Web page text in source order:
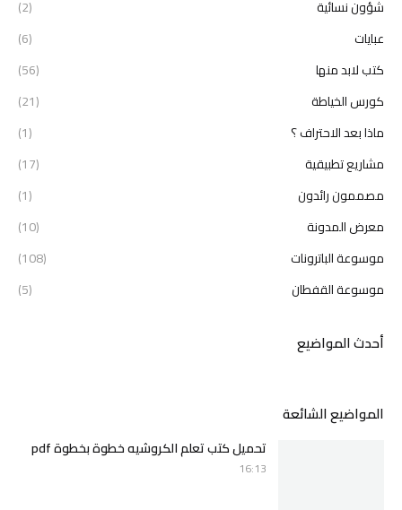
شؤون نسائية
(2)
عبايات
(6)
كتب لابد منها
(56)
كورس الخياطة
(21)
ماذا بعد الاحتراف ؟
(1)
مشاريع تطبيقية
(17)
مصممون رائدون
(1)
معرض المدونة
(10)
موسوعة الباترونات
(108)
موسوعة القفطان
(5)
أحدث المواضيع
المواضيع الشائعة
تحميل كتب تعلم الكروشيه خطوة بخطوة pdf
16:13